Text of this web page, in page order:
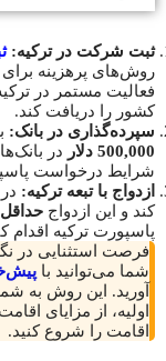
ثبت شرکت در ترکیه:
فعالیت مستمر در
کشور را دریافت کند.
سپرده‌گذاری در بانک:
500,000 دلار
در
شرایط درخواست
ازدواج با تبعه ترکیه:
کند و این ازدواج حداقل 3 سال
پاسپورت ترکیه اقدام
فرصت استثنایی در
شما می‌توانید با
آورید. این روش به
اولیه، از مزایای
اقامت را شروع کنید.